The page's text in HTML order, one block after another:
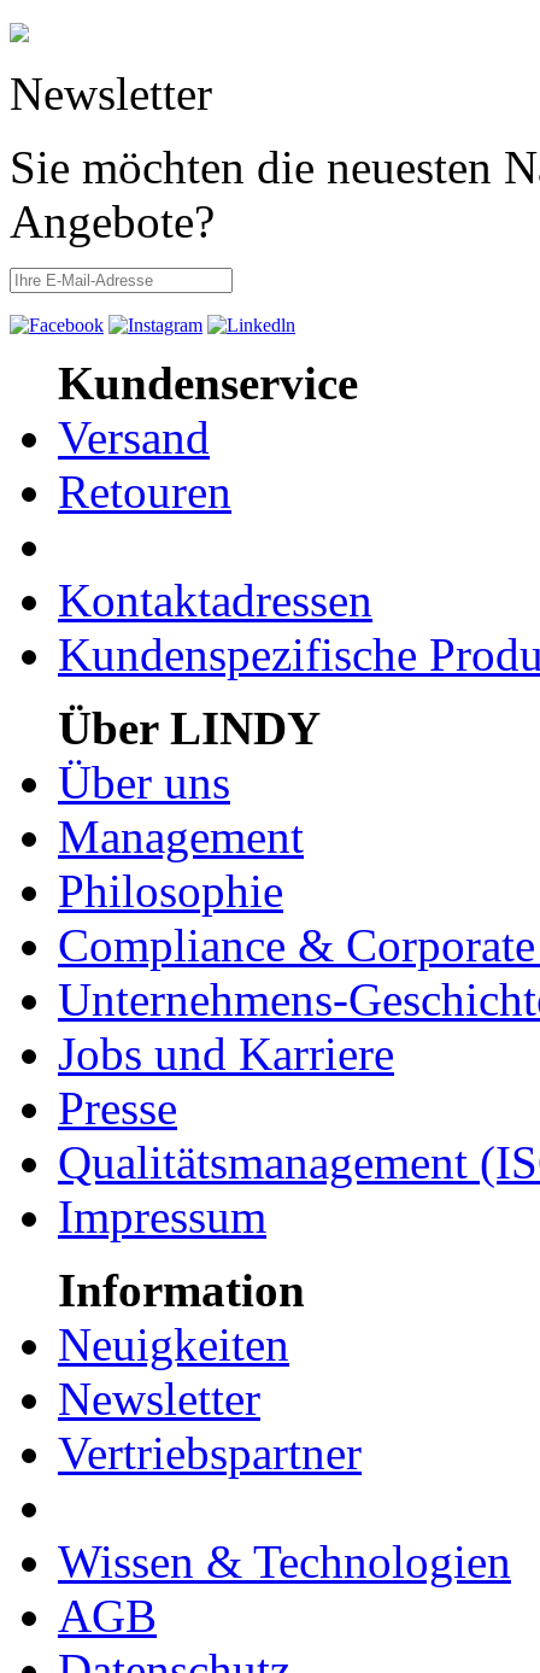
Newsletter
Sie möchten die neuesten
Angebote?
Kundenservice
Versand
Retouren
Kontaktadressen
Kundenspezifische
Über LINDY
Über uns
Management
Philosophie
Compliance &
Unternehmens-
Jobs und Karriere
Presse
Qualitätsmanagement
Impressum
Information
Neuigkeiten
Newsletter
Vertriebspartner
Wissen & Technologien
AGB